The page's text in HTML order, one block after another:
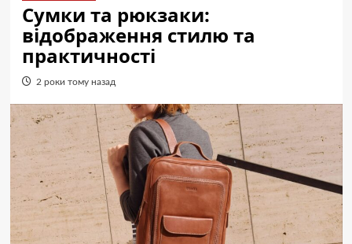
Сумки та рюкзаки:
відображення стилю та
практичності
2 роки тому назад